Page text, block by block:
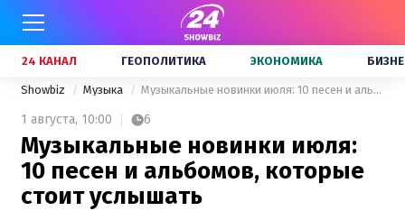
24 КАНАЛ ГЕОПОЛИТИКА ЭКОНОМИКА
Showbiz Музыка Музыкальные новинки июля: 10 песен и альбомов, которые стоит услышать
1 августа, 10:00 6
Музыкальные новинки июля:
10 песен и альбомов, которые
стоит услышать